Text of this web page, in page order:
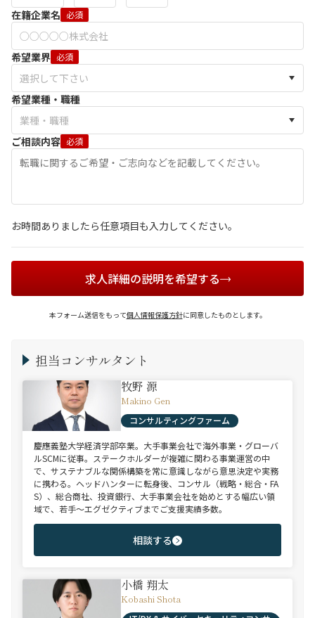
在籍企業名 必須
希望業界 必須
希望業種・職種
ご相談内容 必須
お時間ありましたら任意項目も入力してください。
求人詳細の説明を希望する
本フォーム送信をもって個人情報保護方針に同意したものとします。
担当コンサルタント
牧野 源
Makino Gen
コンサルティングファーム
慶應義塾大学経済学部卒業。大手事業会社で海外事業・グローバ
ルSCMに従事。ステークホルダーが複雑に関わる事業運営の中
で、サステナブルな関係構築を常に意識しながら意思決定や実務
に携わる。ヘッドハンターに転身後、コンサル（戦略・総合・FA
S）、総合商社、投資銀行、大手事業会社を始めとする幅広い領
域で、若手～エグゼクティブまでご支援実績多数。
相談する
小橋 翔太
Kobashi Shota